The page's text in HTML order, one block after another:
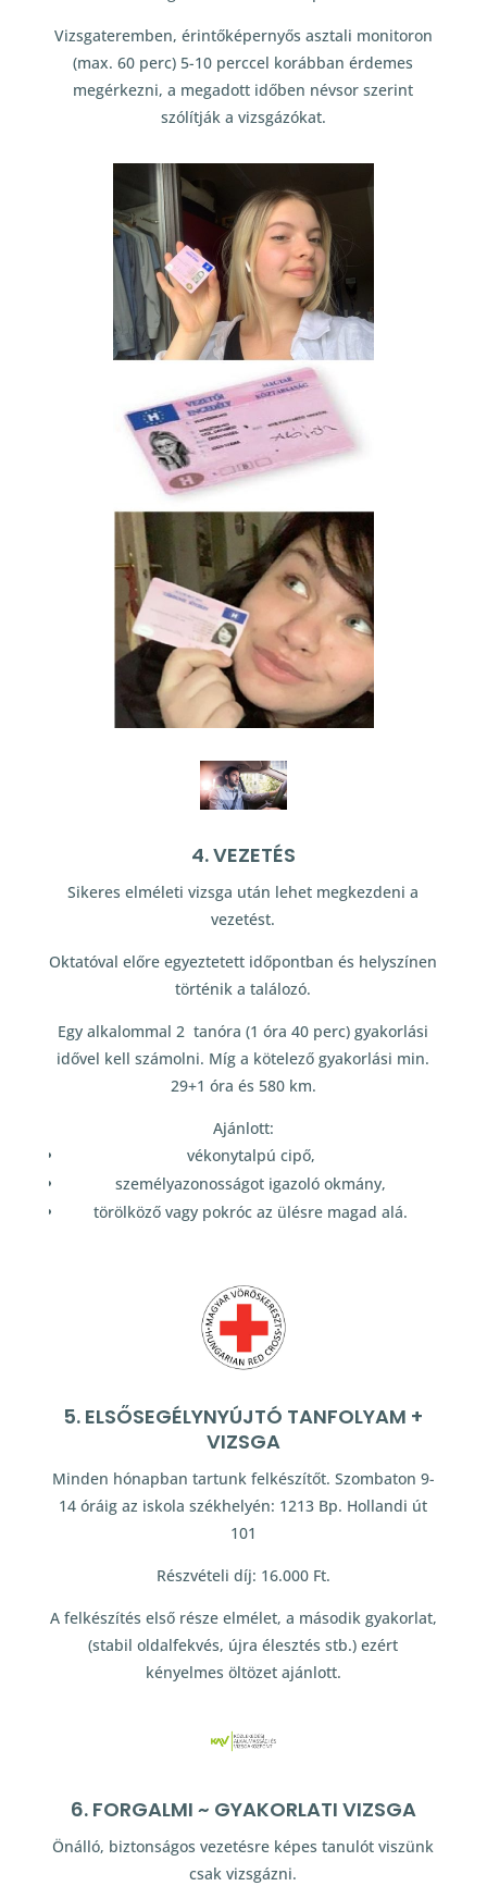
Vizsgateremben, érintőképernyős asztali monitoron
(max. 60 perc) 5-10 perccel korábban érdemes
megérkezni, a megadott időben névsor szerint
szólítják a vizsgázókat.
4. VEZETÉS
Sikeres elméleti vizsga után lehet megkezdeni a
vezetést.
Oktatóval előre egyeztetett időpontban és helyszínen
történik a találozó.
Egy alkalommal 2 tanóra (1 óra 40 perc) gyakorlási
idővel kell számolni. Míg a kötelező gyakorlási min.
29+1 óra és 580 km.
Ajánlott:
vékonytalpú cipő,
személyazonosságot igazoló okmány,
törölköző vagy pokróc az ülésre magad alá.
5. ELSŐSEGÉLYNYÚJTÓ TANFOLYAM +
VIZSGA
Minden hónapban tartunk felkészítőt. Szombaton 9-
14 óráig az iskola székhelyén: 1213 Bp. Hollandi út
101
Részvételi díj: 16.000 Ft.
A felkészítés első része elmélet, a második gyakorlat,
(stabil oldalfekvés, újra élesztés stb.) ezért
kényelmes öltözet ajánlott.
6. FORGALMI ~ GYAKORLATI VIZSGA
Önálló, biztonságos vezetésre képes tanulót viszünk
csak vizsgázni.